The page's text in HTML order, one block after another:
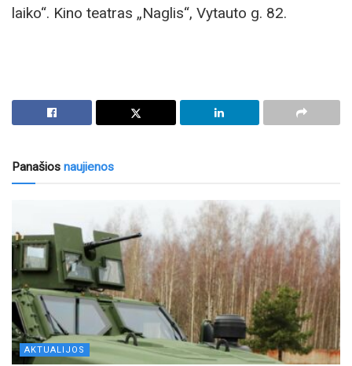
laiko“. Kino teatras „Naglis“, Vytauto g. 82.
Panašios naujienos
AKTUALIJOS